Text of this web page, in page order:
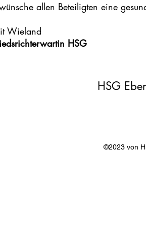
allen Beteiligten eine
Wieland
HSG
HSG
©2023 von